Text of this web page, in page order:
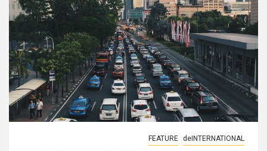
FEATURE deINTERNATIONAL